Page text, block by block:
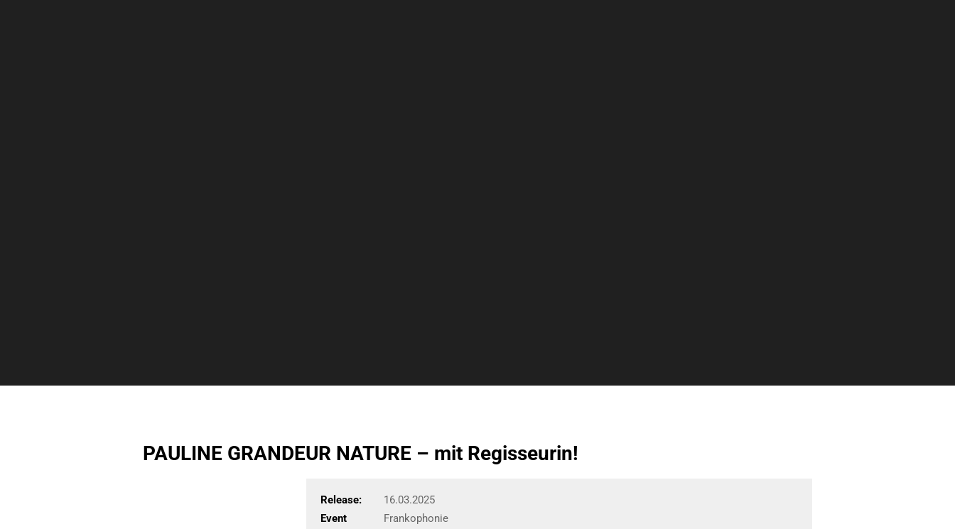
PAULINE GRANDEUR NATURE – mit Regisseurin!
Release:
16.03.2025
Event
Frankophonie